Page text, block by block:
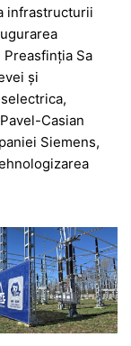
infrastructurii
Sa
și
Casian
Siemens,